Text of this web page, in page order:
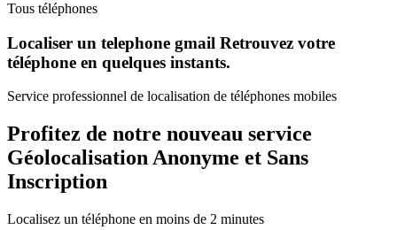
Tous téléphones
Localiser un telephone gmail Retrouvez votre
téléphone en quelques instants.
Service professionnel de localisation de téléphones mobiles
Profitez de notre nouveau service
Géolocalisation Anonyme et Sans
Inscription
Localisez un téléphone en moins de 2 minutes